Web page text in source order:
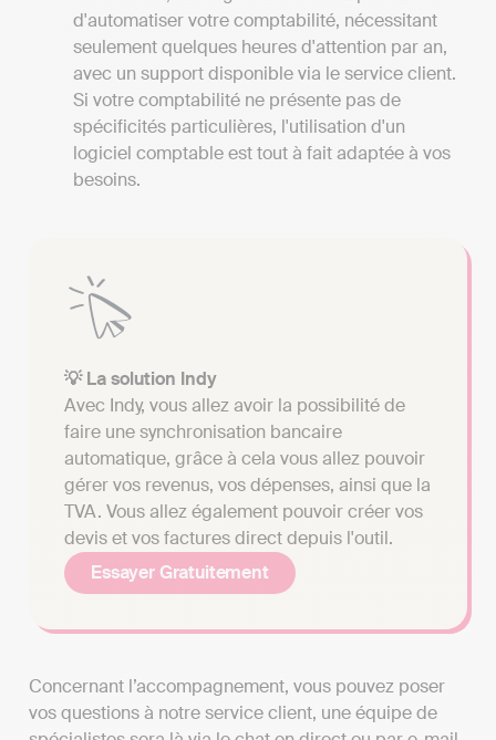
d'automatiser votre comptabilité, nécessitant
seulement quelques heures d'attention par an,
avec un support disponible via le service client.
Si votre comptabilité ne présente pas de
spécificités particulières, l'utilisation d'un
logiciel comptable est tout à fait adaptée à vos
besoins.
💡 La solution Indy
Avec Indy, vous allez avoir la possibilité de
faire une synchronisation bancaire
automatique, grâce à cela vous allez pouvoir
gérer vos revenus, vos dépenses, ainsi que la
TVA. Vous allez également pouvoir créer vos
devis et vos factures direct depuis l'outil.
Essayer Gratuitement
Concernant l’accompagnement, vous pouvez poser
vos questions à notre service client, une équipe de